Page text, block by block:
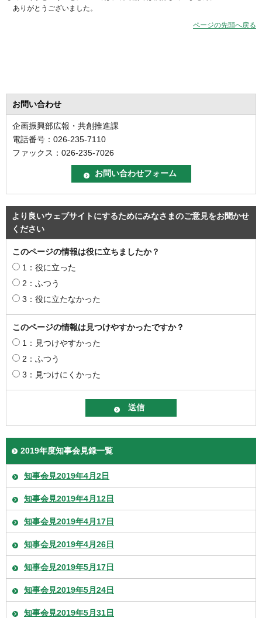
ありがとうございました。
ページの先頭へ戻る
お問い合わせ
企画振興部広報・共創推進課
電話番号：026-235-7110
ファックス：026-235-7026
より良いウェブサイトにするためにみなさまのご意見をお聞かせ
ください
このページの情報は役に立ちましたか？
1：役に立った
2：ふつう
3：役に立たなかった
このページの情報は見つけやすかったですか？
1：見つけやすかった
2：ふつう
3：見つけにくかった
2019年度知事会見録一覧
知事会見2019年4月2日
知事会見2019年4月12日
知事会見2019年4月17日
知事会見2019年4月26日
知事会見2019年5月17日
知事会見2019年5月24日
知事会見2019年5月31日